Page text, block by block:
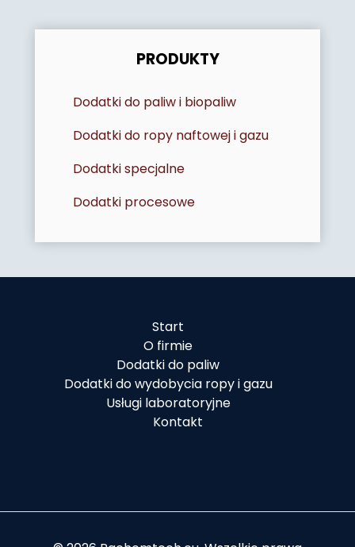
PRODUKTY
Dodatki do paliw i biopaliw
Dodatki do ropy naftowej i gazu
Dodatki specjalne
Dodatki procesowe
Start
O firmie
Dodatki do paliw
Dodatki do wydobycia ropy i gazu
Usługi laboratoryjne
Kontakt